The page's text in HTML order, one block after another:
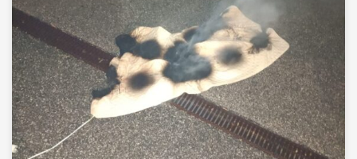
Am Samstag, den 19.Feb. 2022 wurde die STADTFEUERWEHR
Kufstein um 04:13 zu einem Einsatz mit dem Stichwort
„stechender/beissender Geruch Gebäude“ alarmiert. Der Geruch
kam aus einer Wohnung eines Mehrparteienhauses im 1. Stock.
Trotz Einsatz unserer Gasmessgeräte konnten keine gefährlichen
Stoffe/Gase nachgewiesen werden. Als Ursache für den Geruch
stellte sich eine […]